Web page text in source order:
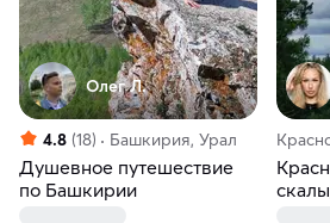
Олег Л.
4.8 (18) Башкирия, Урал
Душевное путешествие
по Башкирии